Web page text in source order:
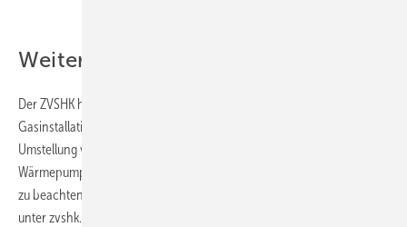
Weitere Themen der Sitzung
Der ZVSHK hat eine neue Fachinformation zur Stilllegung von
Gasinstallationen vorgelegt. Im Zuge der vermehrt durchzuführenden
Umstellung von Gasheizungen auf strombetriebene Heizungen (z. B.
Wärmepumpen) sind zwingend die Vorgaben der TRGI (DVGW G 600)
zu beachten und einzuhalten. Infos dazu finden Mitgliedsbetriebe
unter zvshk.de (Pfad: Onlineshop, Kostenloser Downloadservice,